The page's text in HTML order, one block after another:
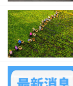
过加息来应对。
存在使经济降温
因此即使加息，
右，而不是大幅
国家之间的利差
差也不会明显